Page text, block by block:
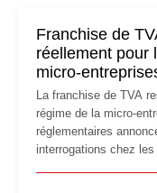
Franchise de
réellement pour
micro-
La franchise de TVA
régime de la micro-
réglementaires
interrogations chez
facturation ou risque